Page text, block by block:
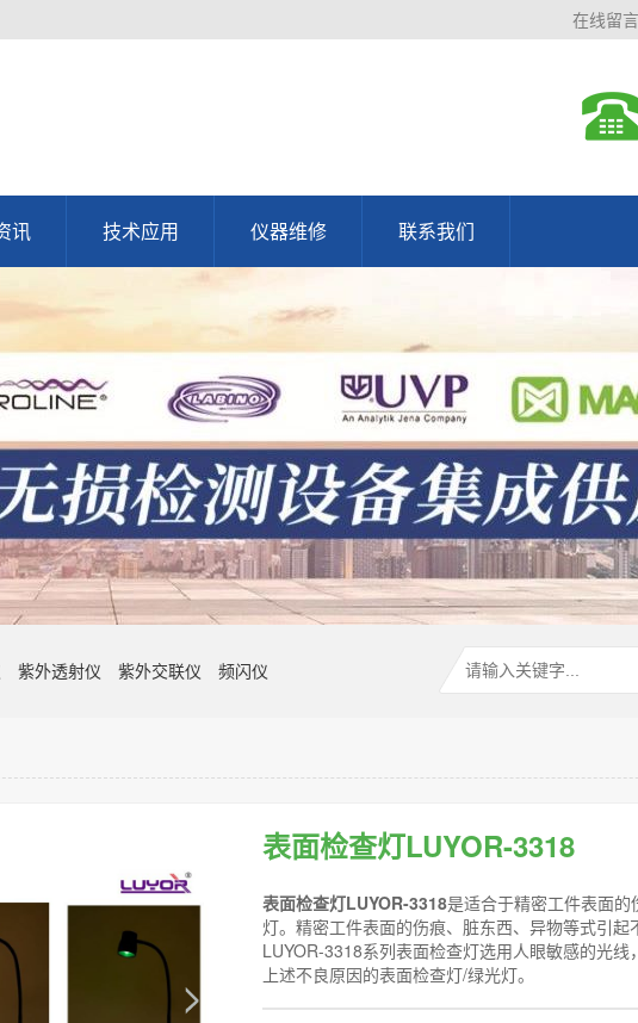
在线留言
讯 技术应用 仪器维修 联系我们
紫外透射仪 紫外交联仪 频闪仪
表面检查灯LUYOR-3318
表面检查灯LUYOR-3318是适合于精密工件表面
灯。精密工件表面的伤痕、脏东西、异物等式引起
LUYOR-3318系列表面检查灯选用人眼敏感的光线
上述不良原因的表面检查灯/绿光灯。